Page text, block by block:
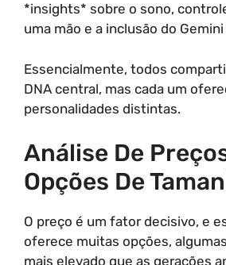
*insights* sobre o sono,
uma mão e a inclusão do
Essencialmente, todos
DNA central, mas cada um
personalidades distintas.
Análise De
Opções De
O preço é um fator decisivo, e
oferece muitas opções,
mais elevado que as gerações